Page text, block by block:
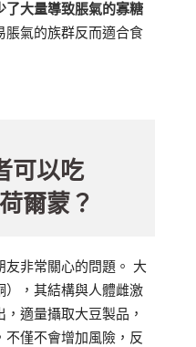
了大量導致脹氣的寡糖
脹氣的族群反而適合食
可以吃
爾蒙？
友非常關心的問題。 大
），其結構與人體雌激
適量攝取大豆製品，
不僅不會增加風險，反